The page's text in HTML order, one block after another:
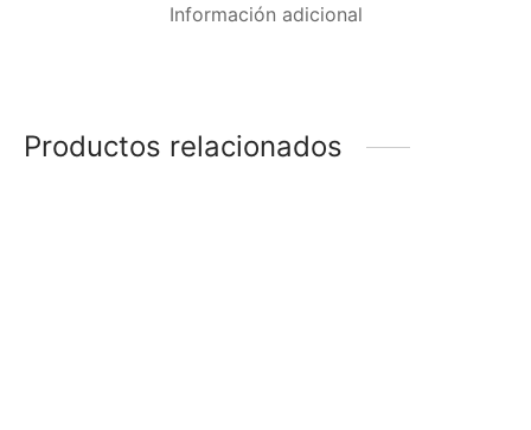
Información adicional
Productos relacionados